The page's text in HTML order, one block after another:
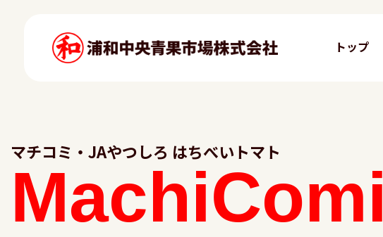
トップ
マチコミ・JAやつしろ はちべいトマト
MachiComi